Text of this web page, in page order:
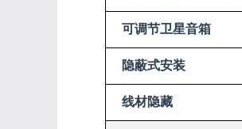
可调节卫星音箱
隐蔽式安装
线材隐藏